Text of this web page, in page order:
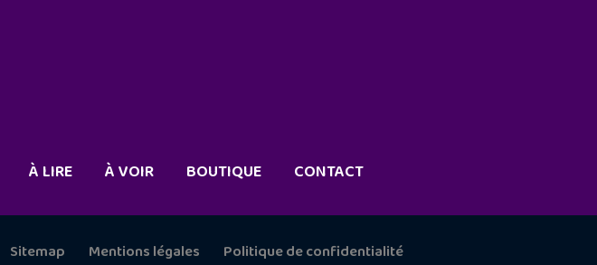
À LIRE À VOIR BOUTIQUE CONTACT
Sitemap Mentions légales Politique de confidentialité